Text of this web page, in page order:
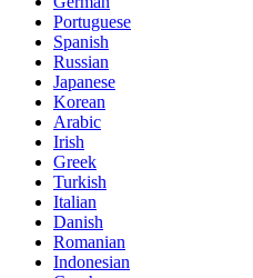
Portuguese
Spanish
Russian
Japanese
Korean
Arabic
Irish
Greek
Turkish
Italian
Danish
Romanian
Indonesian